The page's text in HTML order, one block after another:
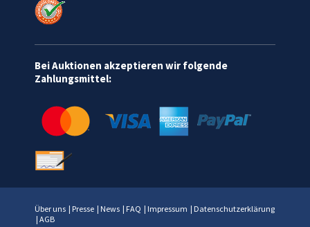
Bei Auktionen akzeptieren wir folgende
Zahlungsmittel:
Über uns | Presse | News | FAQ | Impressum | Datenschutzerklärung
| AGB